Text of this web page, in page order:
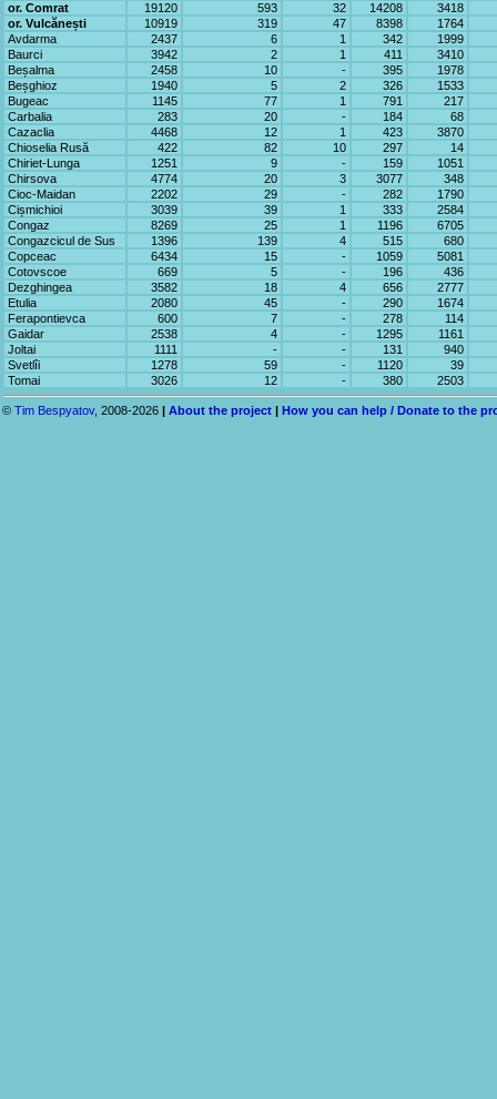
or. Comrat
19120 593 32 14208
3418
or. Vulcănești
10919 319 47 8398
1764
Avdarma
2437 6 1 342
1999
Baurci
3942 2 1 411
3410
Beșalma
2458 10 - 395
1978
Beșghioz
1940 5 2 326
1533
Bugeac
1145 77 1 791
217
Carbalia
283 20 - 184
68
Cazaclia
4468 12 1 423
3870
Chioselia Rusă
422 82 10 297
14
Chiriet-Lunga
1251 9 - 159
1051
Chirsova
4774 20 3 3077
348
Cioc-Maidan
2202 29 - 282
1790
Cișmichioi
3039 39 1 333
2584
Congaz
8269 25 1 1196
6705
Congazcicul de Sus
1396 139 4 515
680
Copceac
6434 15 - 1059
5081
Cotovscoe
669 5 - 196
436
Dezghingea
3582 18 4 656
2777
Etulia
2080 45 - 290
1674
Ferapontievca
600 7 - 278
114
Gaidar
2538 4 - 1295
1161
Joltai
1111 - - 131
940
Svetlîi
1278 59 - 1120
39
Tomai
3026 12 - 380 2503
© Tim Bespyatov, 2008-2026 | About the project | How you can help / Donate to the